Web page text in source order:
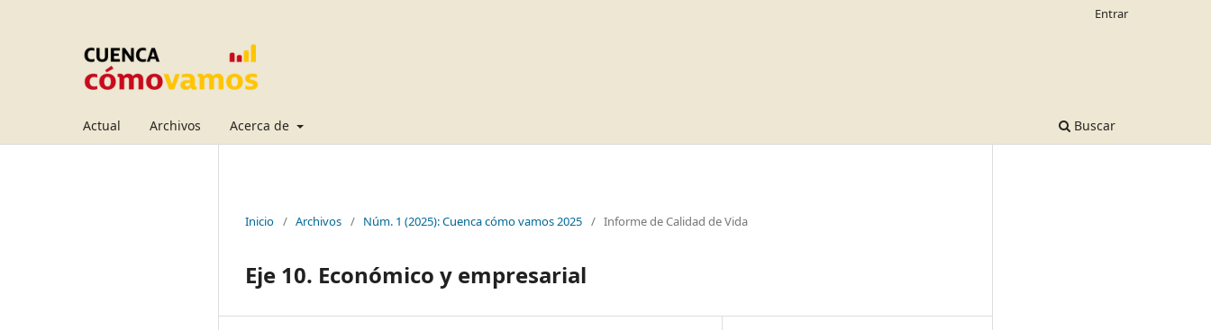
Actual Archivos Acerca de Buscar
Entrar
Inicio / Archivos / Núm. 1 (2025): Cuenca cómo vamos 2025 / Informe de Calidad de Vida
Eje 10. Económico y empresarial